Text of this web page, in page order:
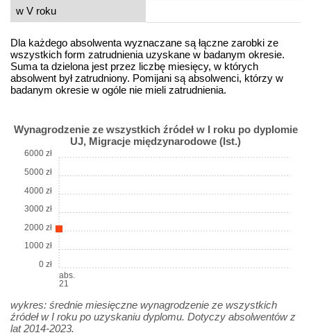
w V roku
Dla każdego absolwenta wyznaczane są łączne zarobki ze
wszystkich form zatrudnienia uzyskane w badanym okresie.
Suma ta dzielona jest przez liczbę miesięcy, w których
absolwent był zatrudniony. Pomijani są absolwenci, którzy w
badanym okresie w ogóle nie mieli zatrudnienia.
Wynagrodzenie ze wszystkich źródeł w I roku po dyplomie
UJ, Migracje międzynarodowe (Ist.)
abs.
21
0 zł
1000 zł
2000 zł
3000 zł
4000 zł
5000 zł
6000 zł
wykres: średnie miesięczne wynagrodzenie ze wszystkich
źródeł w I roku po uzyskaniu dyplomu. Dotyczy absolwentów z
lat 2014-2023.